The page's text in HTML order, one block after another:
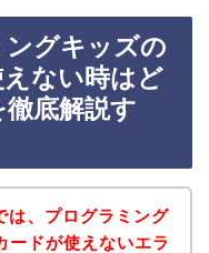
ングキッズの
ない時はど
底解説す
は、プログラミング
ードが使えないエラ